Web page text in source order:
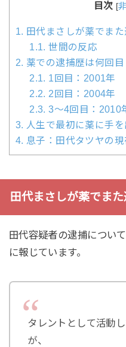
目次 [
1. 田代まさしが薬でまた
1.1. 世間の反応
2. 薬での逮捕歴は何回目
2.1. 1回目：2001年
2.2. 2回目：2004年
2.3. 3～4回目：2010
3. 人生で最初に薬に手
4. 息子：田代タツヤの現
田代まさしが薬でま
田代容疑者の逮捕につい
に報じています。
タレントとして活動
が、